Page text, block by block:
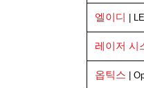
엘이디 |
레이저 시
옵틱스 |